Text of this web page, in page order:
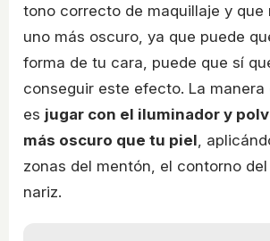
tono correcto de maquillaje y que
uno más oscuro, ya que puede
forma de tu cara, puede que sí
conseguir este efecto. La
es jugar con el iluminador y
más oscuro que tu piel,
zonas del mentón, el contorno
nariz.